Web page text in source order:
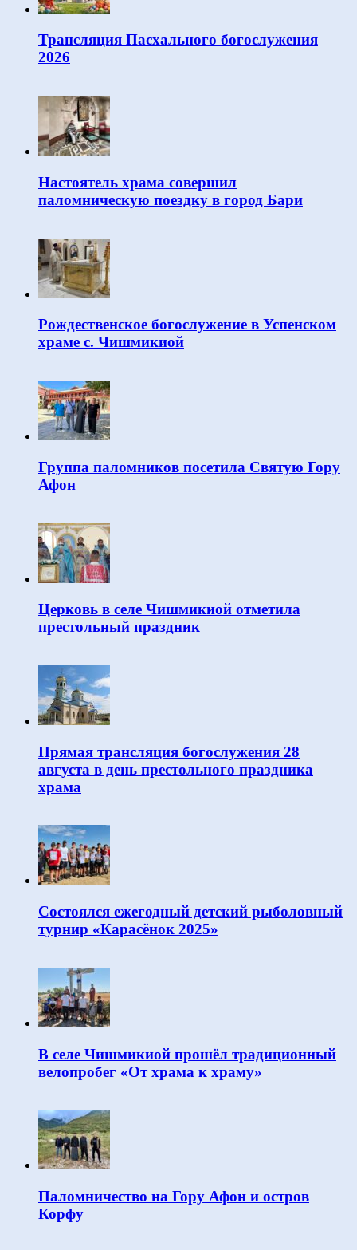
Трансляция Пасхального богослужения
2026
Настоятель храма совершил
паломническую поездку в город Бари
Рождественское богослужение в Успенском
храме с. Чишмикиой
Группа паломников посетила Святую Гору
Афон
Церковь в селе Чишмикиой отметила
престольный праздник
Прямая трансляция богослужения 28
августа в день престольного праздника
храма
Состоялся ежегодный детский рыболовный
турнир «Карасёнок 2025»
В селе Чишмикиой прошёл традиционный
велопробег «От храма к храму»
Паломничество на Гору Афон и остров
Корфу